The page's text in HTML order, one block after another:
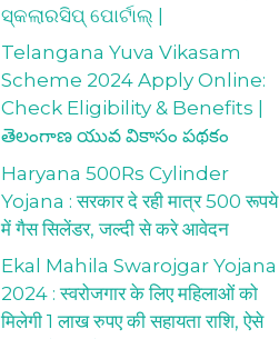
ସ୍କଲାରସିପ୍ ପୋର୍ଟାଲ୍ |
Telangana Yuva Vikasam
Scheme 2024 Apply Online:
Check Eligibility & Benefits |
తెలంగాణ యువ వికాసం పథకం
Haryana 500Rs Cylinder
Yojana : सरकार दे रही मात्र 500 रूपये
में गैस सिलेंडर, जल्दी से करे आवेदन
Ekal Mahila Swarojgar Yojana
2024 : स्वरोजगार के लिए महिलाओं को
मिलेगी 1 लाख रुपए की सहायता राशि, ऐसे